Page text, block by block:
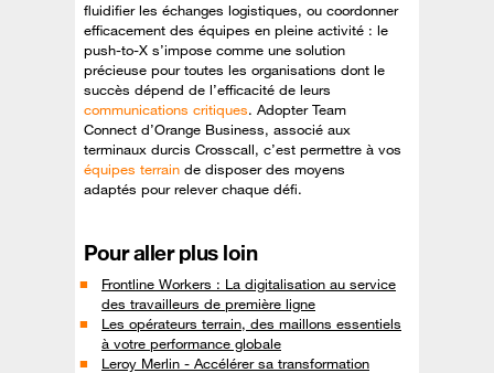
fluidifier les échanges logistiques, ou coordonner
efficacement des équipes en pleine activité : le
push-to-X s’impose comme une solution
précieuse pour toutes les organisations dont le
succès dépend de l’efficacité de leurs
communications critiques. Adopter Team
Connect d’Orange Business, associé aux
terminaux durcis Crosscall, c’est permettre à vos
équipes terrain de disposer des moyens
adaptés pour relever chaque défi.
Pour aller plus loin
Frontline Workers : La digitalisation au service
des travailleurs de première ligne
Les opérateurs terrain, des maillons essentiels
à votre performance globale
Leroy Merlin - Accélérer sa transformation